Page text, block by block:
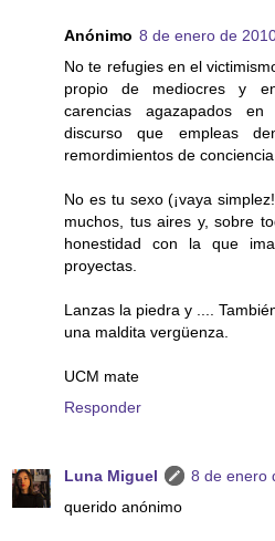
Anónimo 8 de enero de
No te refugies en el
propio de mediocres y
carencias agazapados en
discurso que empleas
remordimientos de
No es tu sexo (¡vaya
muchos, tus aires y, sobre
honestidad con la que
proyectas.
Lanzas la piedra y ....
una maldita vergüenza.
UCM mate
Responder
Luna Miguel
8 de enero
querido anónimo